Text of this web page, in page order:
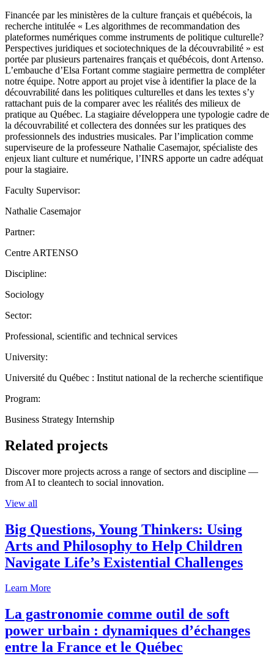
Financée par les ministères de la culture français et québécois, la
recherche intitulée « Les algorithmes de recommandation des
plateformes numériques comme instruments de politique culturelle?
Perspectives juridiques et sociotechniques de la découvrabilité » est
portée par plusieurs partenaires français et québécois, dont Artenso.
L’embauche d’Elsa Fortant comme stagiaire permettra de compléter
notre équipe. Notre apport au projet vise à identifier la place de la
découvrabilité dans les politiques culturelles et dans les textes s’y
rattachant puis de la comparer avec les réalités des milieux de
pratique au Québec. La stagiaire développera une typologie cadre de
la découvrabilité et collectera des données sur les pratiques des
professionnels des industries musicales. Par l’implication comme
superviseure de la professeure Nathalie Casemajor, spécialiste des
enjeux liant culture et numérique, l’INRS apporte un cadre adéquat
pour la stagiaire.
Faculty Supervisor:
Nathalie Casemajor
Partner:
Centre ARTENSO
Discipline:
Sociology
Sector:
Professional, scientific and technical services
University:
Université du Québec : Institut national de la recherche scientifique
Program:
Business Strategy Internship
Related projects
Discover more projects across a range of sectors and discipline —
from AI to cleantech to social innovation.
View all
Big Questions, Young Thinkers: Using
Arts and Philosophy to Help Children
Navigate Life’s Existential Challenges
Learn More
La gastronomie comme outil de soft
power urbain : dynamiques d’échanges
entre la France et le Québec